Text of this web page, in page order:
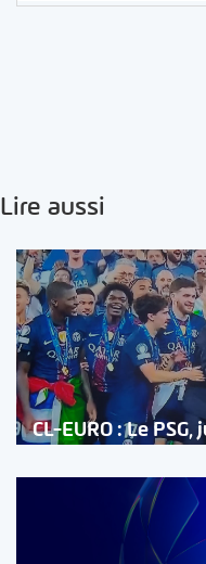
Lire aussi
CL-EURO : Le